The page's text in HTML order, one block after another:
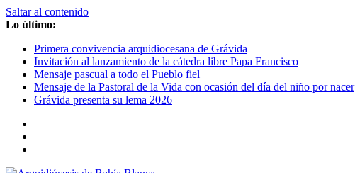
Saltar al contenido
Lo último:
Primera convivencia arquidiocesana de Grávida
Invitación al lanzamiento de la cátedra libre Papa Francisco
Mensaje pascual a todo el Pueblo fiel
Mensaje de la Pastoral de la Vida con ocasión del día del niño por nacer
Grávida presenta su lema 2026